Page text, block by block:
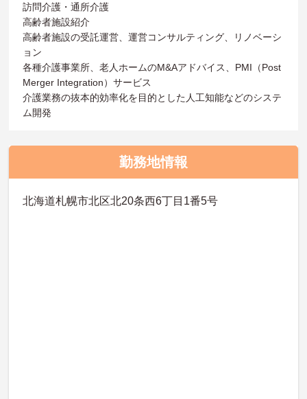
訪問介護・通所介護
高齢者施設紹介
高齢者施設の受託運営、運営コンサルティング、リノベーシ
ョン
各種介護事業所、老人ホームのM&Aアドバイス、PMI（Post
Merger Integration）サービス
介護業務の抜本的効率化を目的とした人工知能などのシステ
ム開発
勤務地情報
北海道札幌市北区北20条西6丁目1番5号